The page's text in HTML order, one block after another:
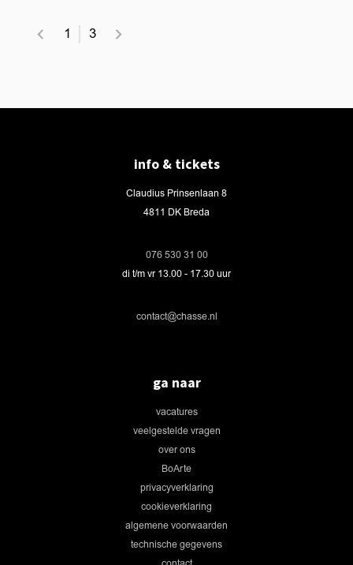
1 3
info & tickets
Claudius Prinsenlaan 8
4811 DK Breda
076 530 31 00
di t/m vr 13.00 - 17.30 uur
contact@chasse.nl
ga naar
vacatures
veelgestelde vragen
over ons
BoArte
privacyverklaring
cookieverklaring
algemene voorwaarden
technische gegevens